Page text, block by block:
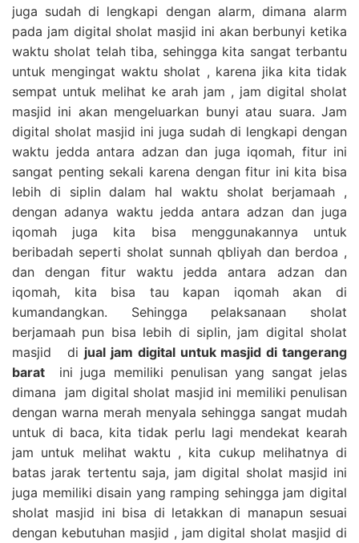
juga sudah di lengkapi dengan alarm, dimana alarm
pada jam digital sholat masjid ini akan berbunyi ketika
waktu sholat telah tiba, sehingga kita sangat terbantu
untuk mengingat waktu sholat , karena jika kita tidak
sempat untuk melihat ke arah jam , jam digital sholat
masjid ini akan mengeluarkan bunyi atau suara. Jam
digital sholat masjid ini juga sudah di lengkapi dengan
waktu jedda antara adzan dan juga iqomah, fitur ini
sangat penting sekali karena dengan fitur ini kita bisa
lebih di siplin dalam hal waktu sholat berjamaah ,
dengan adanya waktu jedda antara adzan dan juga
iqomah juga kita bisa menggunakannya untuk
beribadah seperti sholat sunnah qbliyah dan berdoa ,
dan dengan fitur waktu jedda antara adzan dan
iqomah, kita bisa tau kapan iqomah akan di
kumandangkan. Sehingga pelaksanaan sholat
berjamaah pun bisa lebih di siplin, jam digital sholat
masjid di jual jam digital untuk masjid di tangerang
barat ini juga memiliki penulisan yang sangat jelas
dimana jam digital sholat masjid ini memiliki penulisan
dengan warna merah menyala sehingga sangat mudah
untuk di baca, kita tidak perlu lagi mendekat kearah
jam untuk melihat waktu , kita cukup melihatnya di
batas jarak tertentu saja, jam digital sholat masjid ini
juga memiliki disain yang ramping sehingga jam digital
sholat masjid ini bisa di letakkan di manapun sesuai
dengan kebutuhan masjid , jam digital sholat masjid di